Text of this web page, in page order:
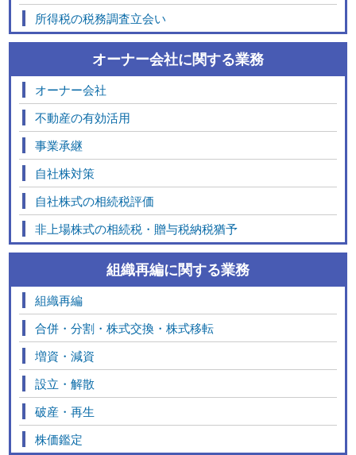
所得税の税務調査立会い
オーナー会社に関する業務
オーナー会社
不動産の有効活用
事業承継
自社株対策
自社株式の相続税評価
非上場株式の相続税・贈与税納税猶予
組織再編に関する業務
組織再編
合併・分割・株式交換・株式移転
増資・減資
設立・解散
破産・再生
株価鑑定